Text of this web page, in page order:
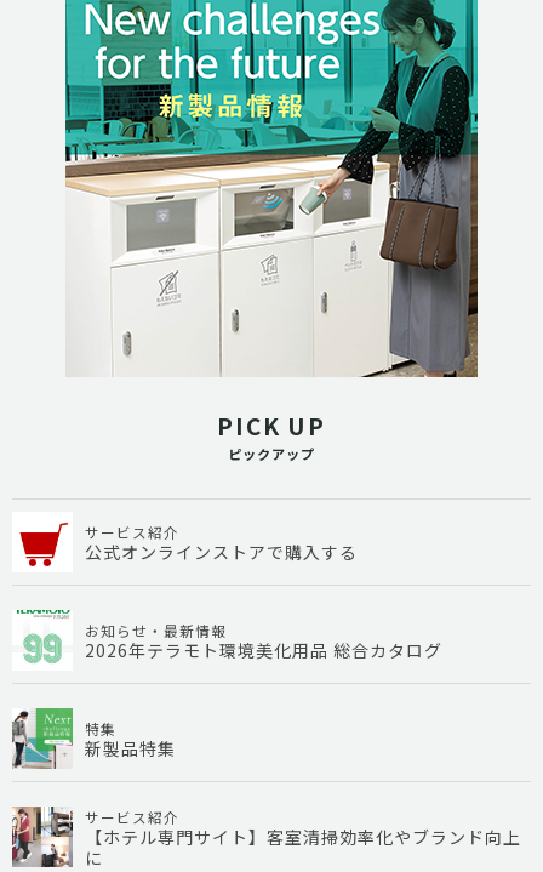
PICK UP
ピックアップ
サービス紹介
公式オンラインストアで購入する
お知らせ・最新情報
2026年テラモト環境美化用品 総合カタログ
特集
新製品特集
サービス紹介
【ホテル専門サイト】客室清掃効率化やブランド向上
に